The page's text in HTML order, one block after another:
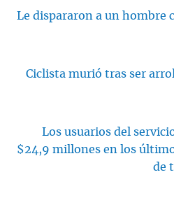
Le dispararon a un hombre
Ciclista murió tras ser
Los usuarios del
$24,9 millones en los
de